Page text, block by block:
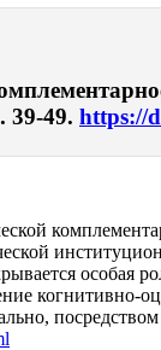
39-49. https://
особая
когнитивно-